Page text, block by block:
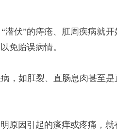
伏”的痔疮、肛周疾病就
免贻误病情。
，如肛裂、直肠息肉甚至
原因引起的瘙痒或疼痛，就